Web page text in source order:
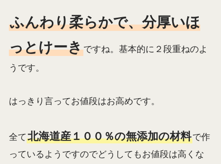
ふんわり柔らかで、分厚いほ
っとけーきですね。基本的に２段重ねのよ
うです。
はっきり言ってお値段はお高めです。
全て北海道産１００％の無添加の材料で作
っているようですのでどうしてもお値段は高くな